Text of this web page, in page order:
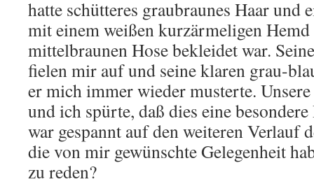
hatte schütteres graubraunes Haar und
mit einem weißen kurzärmeligen
mittelbraunen Hose bekleidet war.
fielen mir auf und seine klaren grau-
er mich immer wieder musterte.
und ich spürte, daß dies eine
war gespannt auf den weiteren Verlauf
die von mir gewünschte Gelegenheit
zu reden?